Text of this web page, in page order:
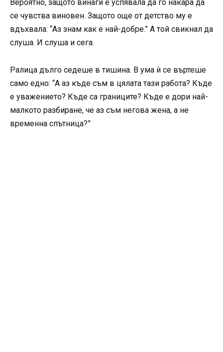
Вероятно, защото винаги е успявала да го накара да
се чувства виновен. Защото още от детство му е
вдъхвала: “Аз знам как е най-добре.” А той свикнал да
слуша. И слуша и сега.
Ралица дълго седеше в тишина. В ума ѝ се въртеше
само едно: “А аз къде съм в цялата тази работа? Къде
е уважението? Къде са границите? Къде е дори най-
малкото разбиране, че аз съм негова жена, а не
временна спътница?”